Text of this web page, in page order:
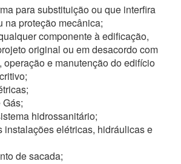
para substituição ou que interfira
na proteção mecânica;
componente à edificação,
original ou em desacordo com
operação e manutenção do edifício
hidrossanitário;
instalações elétricas, hidráulicas e
de sacada;